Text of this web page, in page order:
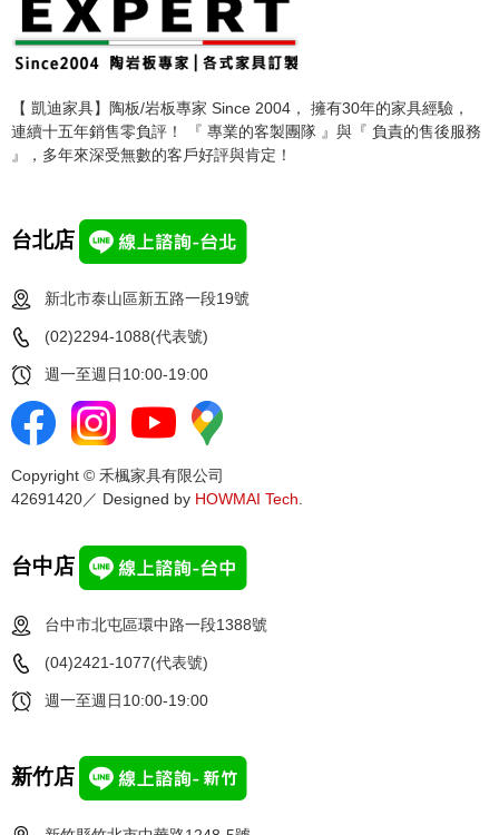
【 凱迪家具】陶板/岩板專家 Since 2004， 擁有30年的家具經驗，
連續十五年銷售零負評！ 『 專業的客製團隊 』與『 負責的售後服務
』，多年來深受無數的客戶好評與肯定！
台北店
新北市泰山區新五路一段19號
(02)2294-1088(代表號)
週一至週日10:00-19:00
Copyright © 禾楓家具有限公司
42691420／ Designed by HOWMAI Tech
台中店
台中市北屯區環中路一段1388號
(04)2421-1077(代表號)
週一至週日10:00-19:00
新竹店